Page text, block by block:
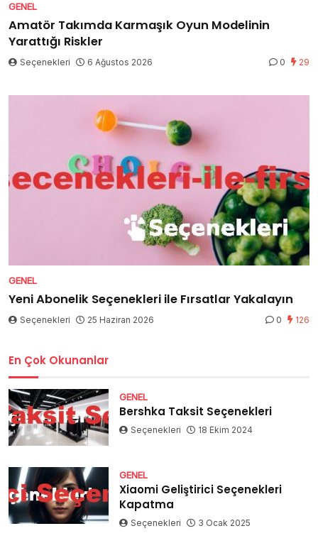
GENEL
Amatör Takımda Karmaşık Oyun Modelinin
Yarattığı Riskler
Seçenekleri 6 Ağustos 2026 0 29
GENEL
Yeni Abonelik Seçenekleri ile Fırsatlar Yakalayın
Seçenekleri 25 Haziran 2026 0 126
En Çok Okunanlar
GENEL
Bershka Taksit Seçenekleri
Seçenekleri 18 Ekim 2024
GENEL
Xiaomi Geliştirici Seçenekleri
Kapatma
Seçenekleri 3 Ocak 2025